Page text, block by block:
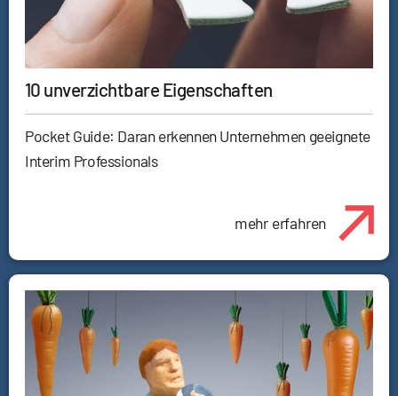
10 unverzichtbare Eigenschaften
Pocket Guide: Daran erkennen Unternehmen geeignete
Interim Professionals
mehr erfahren